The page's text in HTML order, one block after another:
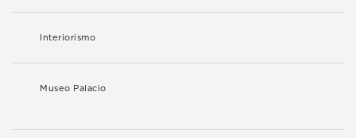
Interiorismo
Museo Palacio